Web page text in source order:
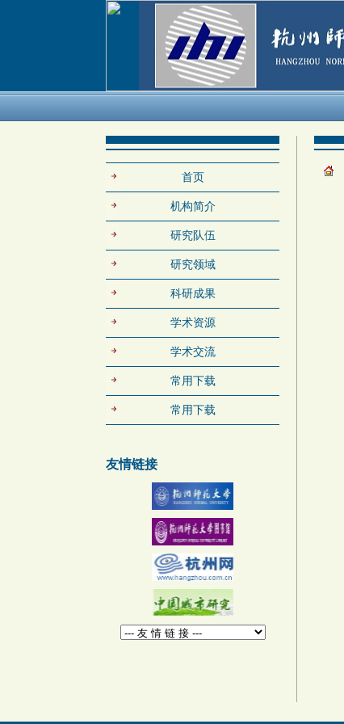
首页
机构简介
研究队伍
研究领域
科研成果
学术资源
学术交流
常用下载
常用下载
友情链接